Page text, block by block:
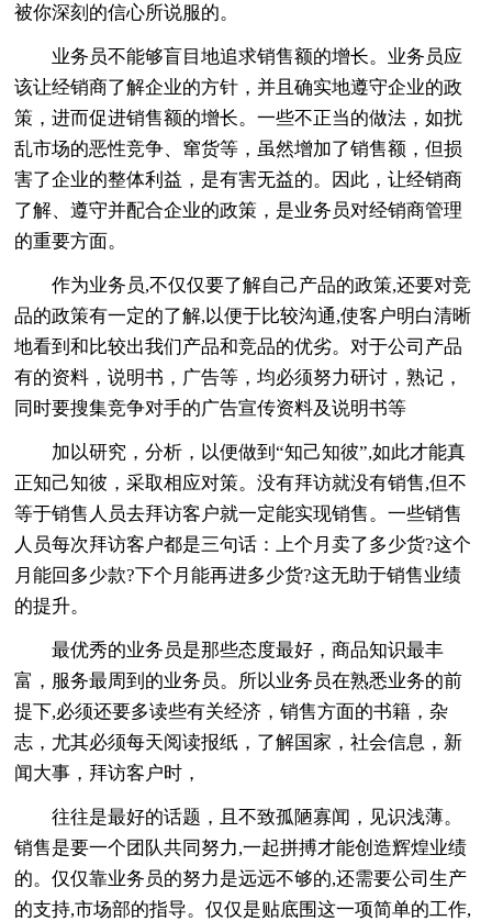
被你深刻的信心所说服的。
业务员不能够盲目地追求销售额的增长。业务员应
该让经销商了解企业的方针，并且确实地遵守企业的政
策，进而促进销售额的增长。一些不正当的做法，如扰
乱市场的恶性竞争、窜货等，虽然增加了销售额，但损
害了企业的整体利益，是有害无益的。因此，让经销商
了解、遵守并配合企业的政策，是业务员对经销商管理
的重要方面。
作为业务员,不仅仅要了解自己产品的政策,还要对竞
品的政策有一定的了解,以便于比较沟通,使客户明白清晰
地看到和比较出我们产品和竞品的优劣。对于公司产品
有的资料，说明书，广告等，均必须努力研讨，熟记，
同时要搜集竞争对手的广告宣传资料及说明书等
加以研究，分析，以便做到“知己知彼”,如此才能真
正知己知彼，采取相应对策。没有拜访就没有销售,但不
等于销售人员去拜访客户就一定能实现销售。一些销售
人员每次拜访客户都是三句话：上个月卖了多少货?这个
月能回多少款?下个月能再进多少货?这无助于销售业绩
的提升。
最优秀的业务员是那些态度最好，商品知识最丰
富，服务最周到的业务员。所以业务员在熟悉业务的前
提下,必须还要多读些有关经济，销售方面的书籍，杂
志，尤其必须每天阅读报纸，了解国家，社会信息，新
闻大事，拜访客户时，
往往是最好的话题，且不致孤陋寡闻，见识浅薄。
销售是要一个团队共同努力,一起拼搏才能创造辉煌业绩
的。仅仅靠业务员的努力是远远不够的,还需要公司生产
的支持,市场部的指导。仅仅是贴底围这一项简单的工作,